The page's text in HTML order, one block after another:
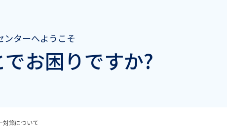
ンターへようこそ
お困りですか?
対策について